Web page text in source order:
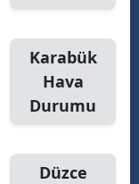
Karabük
Hava
Durumu
Düzce